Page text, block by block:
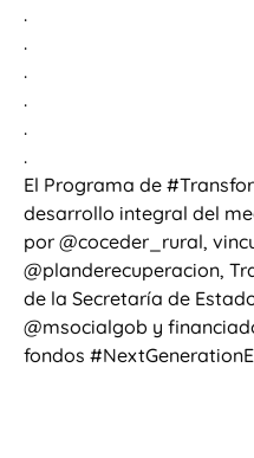
.
.
.
.
.
.
El Programa de
desarrollo integral del
por @coceder_rural,
@planderecuperacion,
de la Secretaría de
@msocialgob y
fondos